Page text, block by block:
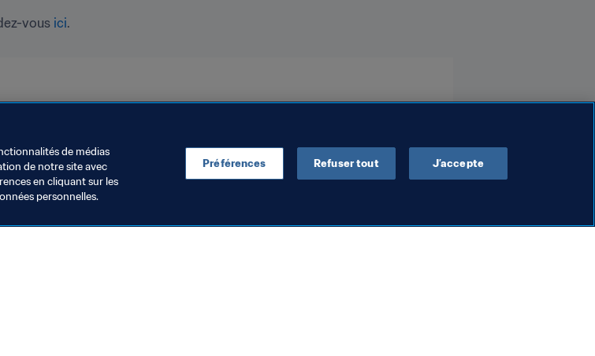
vous ici
de médias
de notre site avec
en cliquant sur les
personnelles.
Préférences Refuser tout J’accepte